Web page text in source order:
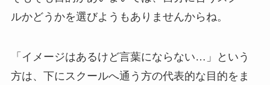
ルかどうかを選びようもありませんからね。
「イメージはあるけど言葉にならない…」という
方は、下にスクールへ通う方の代表的な目的をま